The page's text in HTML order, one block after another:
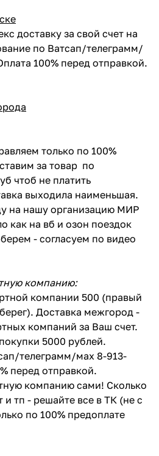
доставку за свой счет на
по Ватсап/телеграмм/
100% перед отправкой.
только по 100%
за товар по
чтоб не платить
выходила наименьшая.
на нашу организацию МИР
как на вб и озон поездок
- согласуем по видео
компанию:
компании 500 (правый
Доставка межгород -
компаний за Ваш счет.
5000 рублей.
телеграмм/мах 8-913-
перед отправкой.
компанию сами! Сколько
и тп - решайте все в ТК (не с
по 100% предоплате